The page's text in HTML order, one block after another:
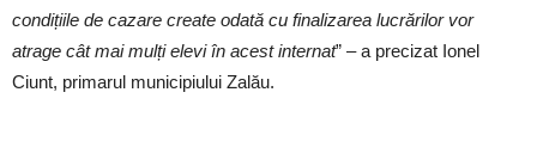
condițiile de cazare create odată cu finalizarea lucrărilor vor
atrage cât mai mulți elevi în acest internat” – a precizat Ionel
Ciunt, primarul municipiului Zalău.